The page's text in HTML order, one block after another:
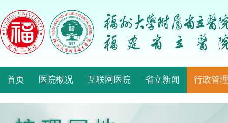
首页 医院概况 互联网医院 省立新闻 行政管理